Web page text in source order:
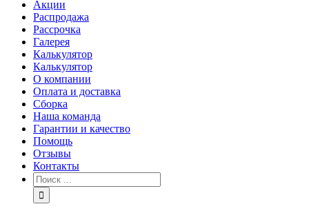
Акции
Распродажа
Рассрочка
Галерея
Калькулятор
Калькулятор
О компании
Оплата и доставка
Сборка
Наша команда
Гарантии и качество
Помощь
Отзывы
Контакты